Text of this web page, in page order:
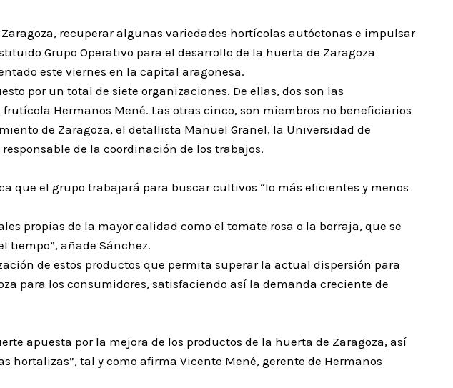
recuperar algunas variedades hortícolas autóctonas e impulsar
Grupo Operativo para el desarrollo de la huerta de Zaragoza
este viernes en la capital aragonesa.
por un total de siete organizaciones. De ellas, dos son las
Hermanos Mené. Las otras cinco, son miembros no beneficiarios
de Zaragoza, el detallista Manuel Granel, la Universidad de
de la coordinación de los trabajos.
que el grupo trabajará para buscar cultivos “lo más eficientes y menos
propias de la mayor calidad como el tomate rosa o la borraja, que se
tiempo”, añade Sánchez.
de estos productos que permita superar la actual dispersión para
para los consumidores, satisfaciendo así la demanda creciente de
apuesta por la mejora de los productos de la huerta de Zaragoza, así
tal y como afirma Vicente Mené, gerente de Hermanos